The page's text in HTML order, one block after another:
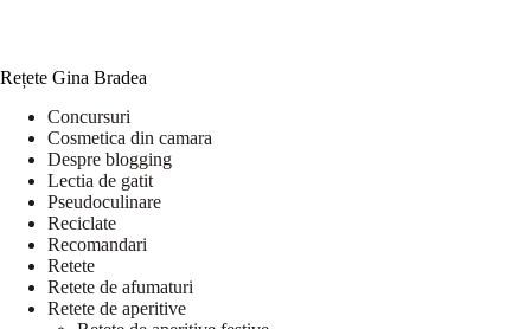
Rețete Gina Bradea
Concursuri
Cosmetica din camara
Despre blogging
Lectia de gatit
Pseudoculinare
Reciclate
Recomandari
Retete
Retete de afumaturi
Retete de aperitive